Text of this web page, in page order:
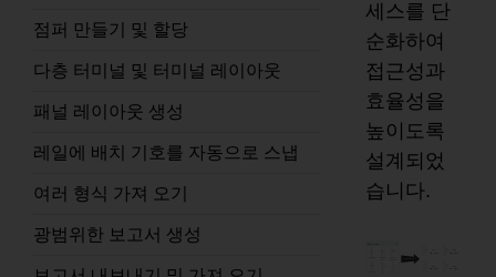
점퍼 만들기 및 할당
다층 터미널 및 터미널 레이아웃
패널 레이아웃 생성
레일에 배치 기호를 자동으로 스냅
여러 형식 가져 오기
광범위한 보고서 생성
세스를 단
순화하여
접근성과
효율성을
높이도록
설계되었
습니다.